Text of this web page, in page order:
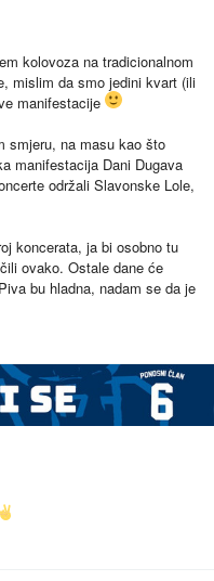
kolovoza na tradicionalnom
mislim da smo jedini kvart (ili
manifestacije
smjeru, na masu kao što
manifestacija Dani Dugava
održali Slavonske Lole,
koncerata, ja bi osobno tu
ovako. Ostale dane će
bu hladna, nadam se da je